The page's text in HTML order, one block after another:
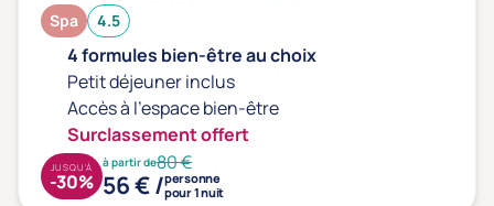
Spa 4.5
4 formules bien-être au choix
Petit déjeuner inclus
Accès à l'espace bien-être
Surclassement offert
à partir de80 €
56 € /personne
pour 1 nuit
JUSQU'À
-30%